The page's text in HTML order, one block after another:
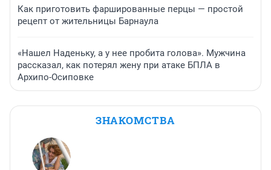
Как приготовить фаршированные перцы — простой
рецепт от жительницы Барнаула
«Нашел Наденьку, а у нее пробита голова». Мужчина
рассказал, как потерял жену при атаке БПЛА в
Архипо-Осиповке
ЗНАКОМСТВА